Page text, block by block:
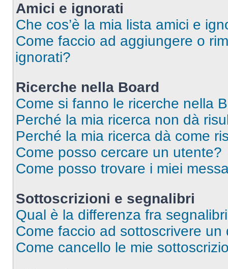
Amici e ignorati
Che cos’è la mia lista amici e
Come faccio ad aggiungere o
ignorati?
Ricerche nella Board
Come si fanno le ricerche nella
Perché la mia ricerca non dà
Perché la mia ricerca dà come
Come posso cercare un utente?
Come posso trovare i miei
Sottoscrizioni e segnalibri
Qual è la differenza fra
Come faccio ad sottoscrivere
Come cancello le mie